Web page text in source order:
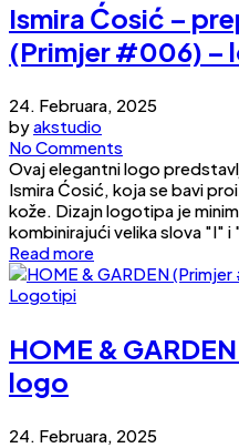
Ismira Ćosić –
(Primjer #006) –
24. Februara, 2025
byakstudio
No Comments
Ovaj elegantni logo
Ismira Ćosić, koja se bavi
kože. Dizajn logotipa je
kombinirajući velika slova "I" i
Read more
Logotipi
HOME &
logo
24. Februara, 2025